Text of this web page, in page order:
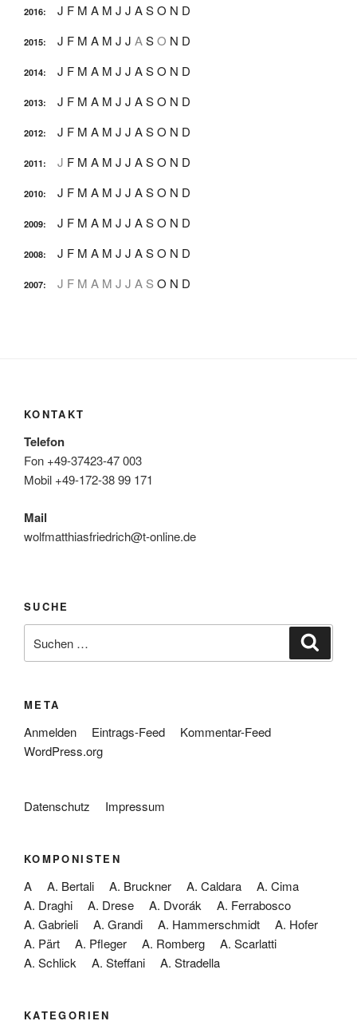
2016: J F M A M J J ASO N D
2015: J F M A M J J ASO N D
2014: J F M A M J J ASO N D
2013: J F M A M J J ASO N D
2012: J F M A M J J ASO N D
2011: J F M A M J J ASO N D
2010: J F M A M J J ASO N D
2009: J F M A M J J ASO N D
2008: J F M A M J J ASO N D
2007: J F M A M J J A S O N D
KONTAKT
Telefon
Fon +49-37423-47 003
Mobil +49-172-38 99 171
Mail
wolfmatthiasfriedrich@t-online.de
SUCHE
nach:
META
Anmelden Eintrags-Feed
Kommentar-Feed
WordPress.org
Datenschutz Impressum
KOMPONISTEN
A A. Bertali A. Bruckner A. Caldara
A. Cima
A. Draghi
A. Drese A. Dvorák
A. Ferrabosco
A. Gabrieli
A. Grandi A. Hammerschmidt
A. Hofer
A. Pärt
A. Pfleger A. Romberg
A. Scarlatti
A. Schlick
A. Steffani A. Stradella
KATEGORIEN